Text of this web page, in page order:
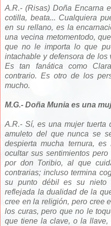
A.R.- (Risas) Doña Encarna
cotilla, beata... Cualquiera
en su rellano, es la
una vecina metomentodo,
que no le importa lo que
intachable y defensora de
Es tan fanática como
contrario. Es otro de los
mucho.
M.G.- Doña Munia es una
A.R.- Sí, es una mujer tuerta
amuleto del que nunca se
despierta mucha ternura,
ocultar sus sentimientos
por don Toribio, al que
contrarias; incluso termina
su punto débil es su nieto
reflejada la dualidad de la
cree en la religión, pero cree
los curas, pero que no le
que tiene la clave, o la